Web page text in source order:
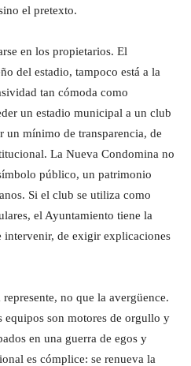
el pretexto.
en los propietarios. El
del estadio, tampoco está a la
tan cómoda como
un estadio municipal a un club
un mínimo de transparencia, de
La Nueva Condomina no
público, un patrimonio
Si el club se utiliza como
el Ayuntamiento tiene la
de exigir explicaciones
no que la avergüence.
equipos son motores de orgullo y
en una guerra de egos y
es cómplice: se renueva la